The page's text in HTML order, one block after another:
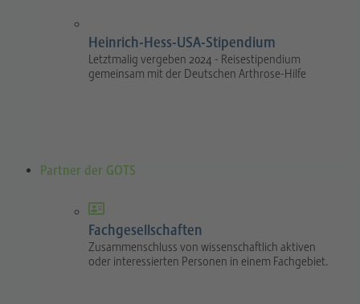
Heinrich-Hess-USA-Stipendium
Letztmalig vergeben 2024 - Reisestipendium
gemeinsam mit der Deutschen Arthrose-Hilfe
Partner der GOTS
Fachgesellschaften
Zusammenschluss von wissenschaftlich aktiven
oder interessierten Personen in einem Fachgebiet.